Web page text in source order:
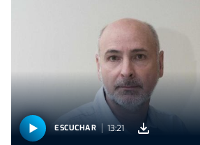
ESCUCHAR 13:21